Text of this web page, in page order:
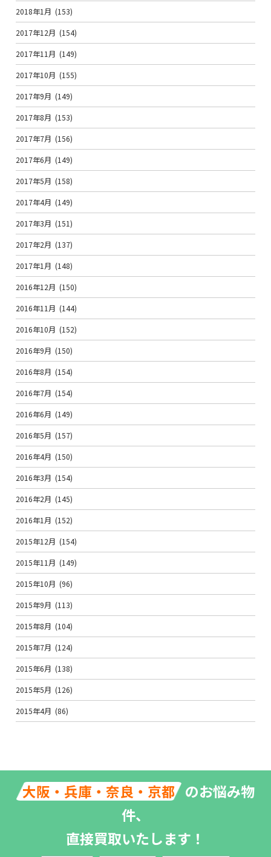
2018年1月 (153)
2017年12月 (154)
2017年11月 (149)
2017年10月 (155)
2017年9月 (149)
2017年8月 (153)
2017年7月 (156)
2017年6月 (149)
2017年5月 (158)
2017年4月 (149)
2017年3月 (151)
2017年2月 (137)
2017年1月 (148)
2016年12月 (150)
2016年11月 (144)
2016年10月 (152)
2016年9月 (150)
2016年8月 (154)
2016年7月 (154)
2016年6月 (149)
2016年5月 (157)
2016年4月 (150)
2016年3月 (154)
2016年2月 (145)
2016年1月 (152)
2015年12月 (154)
2015年11月 (149)
2015年10月 (96)
2015年9月 (113)
2015年8月 (104)
2015年7月 (124)
2015年6月 (138)
2015年5月 (126)
2015年4月 (86)
大阪・兵庫・奈良・京都 のお悩み物
件、
直接買取いたします！